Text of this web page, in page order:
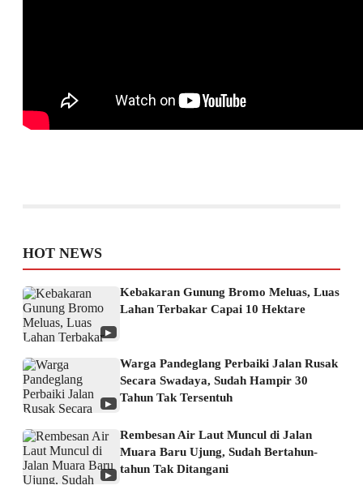
HOT NEWS
▶
Kebakaran Gunung Bromo Meluas, Luas
Lahan Terbakar Capai 10 Hektare
▶
Warga Pandeglang Perbaiki Jalan Rusak
Secara Swadaya, Sudah Hampir 30
Tahun Tak Tersentuh
▶
Rembesan Air Laut Muncul di Jalan
Muara Baru Ujung, Sudah Bertahun-
tahun Tak Ditangani